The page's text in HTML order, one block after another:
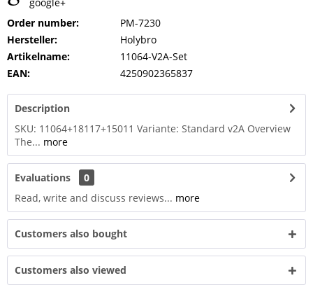
Order number:
PM-7230
Hersteller:
Holybro
Artikelname:
11064-V2A-Set
EAN:
4250902365837
Description
SKU: 11064+18117+15011 Variante: Standard v2A Overview
The... more
Evaluations
0
Read, write and discuss reviews... more
Customers also bought
Customers also viewed